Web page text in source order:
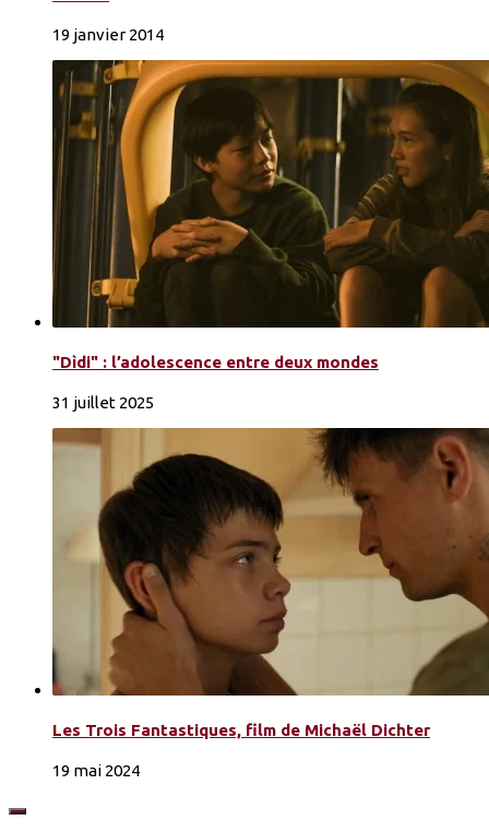
19 janvier 2014
"Dìdi" : l’adolescence entre deux mondes
31 juillet 2025
Les Trois Fantastiques, film de Michaël Dichter
19 mai 2024